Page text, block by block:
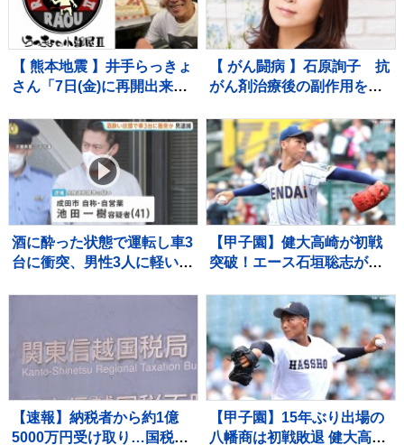
震から10日】
【 熊本地震 】井手らっきょ
さん「7日(金)に再開出来ま
本は1歩ずつ前へ進みます」
【 がん闘病 】石原詢子 抗
がん剤治療後の副作用を吐
ては来てます」
酒に酔った状態で運転し車3
台に衝突、男性3人に軽いけ
道
【甲子園】健大高崎が初戦
突破！エース石垣聡志が八
投 打線は13安打の7得点
の猛攻で快勝
【速報】納税者から約1億
5000万円受け取り…国税職
【甲子園】15年ぶり出場の
八幡商は初戦敗退 健大高崎